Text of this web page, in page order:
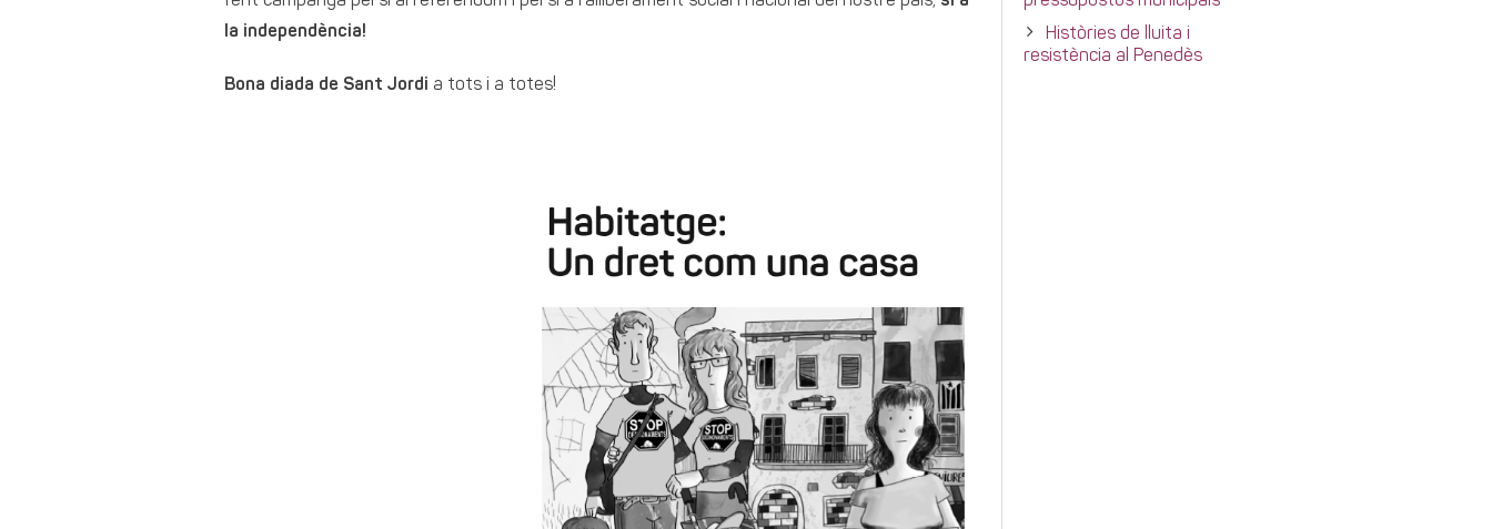
la independència!
Bona diada de Sant Jordi a tots i a totes!
Històries de lluita i
resistència al Penedès